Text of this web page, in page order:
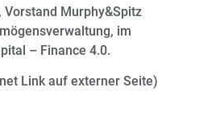
Vorstand Murphy&Spitz
im
– Finance 4.0.
Link auf externer Seite)